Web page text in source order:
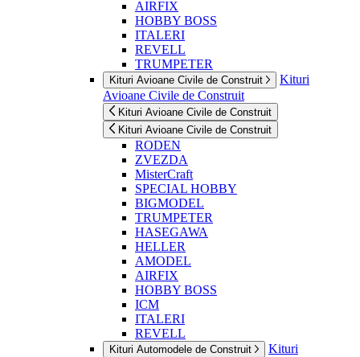
AIRFIX
HOBBY BOSS
ITALERI
REVELL
TRUMPETER
Kituri Avioane Civile de Construit
Kituri
Avioane Civile de Construit
Kituri Avioane Civile de Construit
Kituri Avioane Civile de Construit
RODEN
ZVEZDA
MisterCraft
SPECIAL HOBBY
BIGMODEL
TRUMPETER
HASEGAWA
HELLER
AMODEL
AIRFIX
HOBBY BOSS
ICM
ITALERI
REVELL
Kituri Automodele de Construit
Kituri